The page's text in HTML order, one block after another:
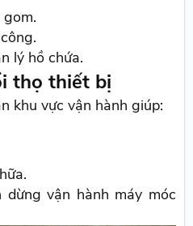
lý hồ chứa.
thọ thiết bị
khu vực vận hành giúp:
vận hành máy móc